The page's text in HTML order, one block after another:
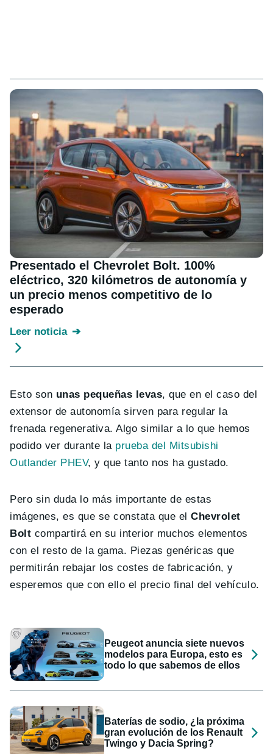
Presentado el Chevrolet Bolt. 100%
eléctrico, 320 kilómetros de autonomía y
un precio menos competitivo de lo
esperado
Leer noticia
Esto son unas pequeñas levas, que en el caso del
extensor de autonomía sirven para regular la
frenada regenerativa. Algo similar a lo que hemos
podido ver durante la prueba del Mitsubishi
Outlander PHEV, y que tanto nos ha gustado.
Pero sin duda lo más importante de estas
imágenes, es que se constata que elChevrolet
Bolt compartirá en su interior muchos elementos
con el resto de la gama. Piezas genéricas que
permitirán rebajar los costes de fabricación, y
esperemos que con ello el precio final del vehículo.
Peugeot anuncia siete nuevos
modelos para Europa, esto es
todo lo que sabemos de ellos
Baterías de sodio, ¿la próxima
gran evolución de los Renault
Twingo y Dacia Spring?